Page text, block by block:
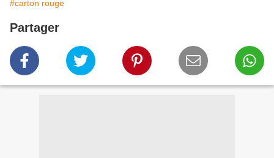
#carton rouge
Partager